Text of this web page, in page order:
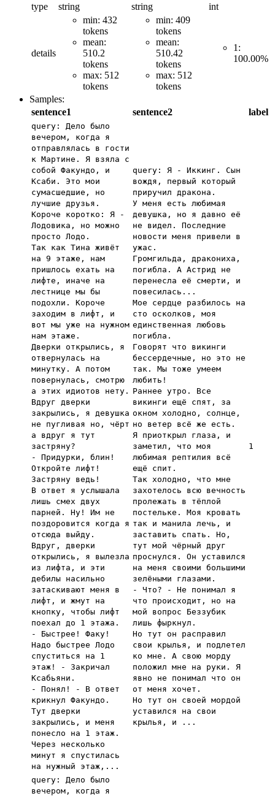
type
string string int
details
min: 432
tokens
mean:
510.2
tokens
max: 512
tokens
min: 409
tokens
mean:
510.42
tokens
max: 512
tokens
1:
100.00%
Samples:
sentence1
sentence2 label
query: Дело было
вечером, когда я
отправлялась в гости
к Мартине. Я взяла с
собой Факундо, и
Ксаби. Это мои
сумасшедшие, но
лучшие друзья.
Короче коротко: Я -
Лодовика, но можно
просто Лодо.
Так как Тина живёт
на 9 этаже, нам
пришлось ехать на
лифте, иначе на
лестнице мы бы
подохли. Короче
заходим в лифт, и
вот мы уже на нужном
нам этаже.
Дверки открылись, я
отвернулась на
минутку. А потом
повернулась, смотрю
а этих идиотов нету.
Вдруг дверки
закрылись, я девушка
не пугливая но, чёрт
а вдруг я тут
застряну?
- Придурки, блин!
Откройте лифт!
Застряну ведь!
В ответ я услышала
лишь смех двух
парней. Ну! Им не
поздоровится когда я
отсюда выйду.
Вдруг, дверки
открылись, я вылезла
из лифта, и эти
дебилы насильно
затаскивают меня в
лифт, и жмут на
кнопку, чтобы лифт
поехал до 1 этажа.
- Быстрее! Факу!
Надо быстрее Лодо
спуститься на 1
этаж! - Закричал
Ксабьяни.
- Понял! - В ответ
крикнул Факундо.
Тут дверки
закрылись, и меня
понесло на 1 этаж.
Через несколько
минут я спустилась
на нужный этаж,...
query: Я - Иккинг. Сын
вождя, первый который
приручил дракона.
У меня есть любимая
девушка, но я давно её
не видел. Последние
новости меня привели в
ужас.
Громгильда, дракониха,
погибла. А Астрид не
перенесла её смерти, и
повесилась...
Мое сердце разбилось на
сто осколков, моя
единственная любовь
погибла.
Говорят что викинги
бессердечные, но это не
так. Мы тоже умеем
любить!
Раннее утро. Все
викинги ещё спят, за
окном холодно, солнце,
но ветер всё же есть.
Я приоткрыл глаза, и
заметил, что моя
любимая рептилия всё
ещё спит.
Так холодно, что мне
захотелось всю вечность
пролежать в тёплой
постельке. Моя кровать
так и манила лечь, и
заставить спать. Но,
тут мой чёрный друг
проснулся. Он уставился
на меня своими большими
зелёными глазами.
- Что? - Не понимал я
что происходит, но на
мой вопрос Беззубик
лишь фыркнул.
Но тут он расправил
свои крылья, и подлетел
ко мне. А свою морду
положил мне на руки. Я
явно не понимал что он
от меня хочет.
Но тут он своей мордой
уставился на свои
крылья, и ...
1
query: Дело было
вечером, когда я